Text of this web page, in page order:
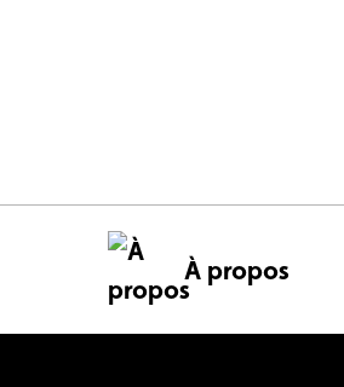
À propos